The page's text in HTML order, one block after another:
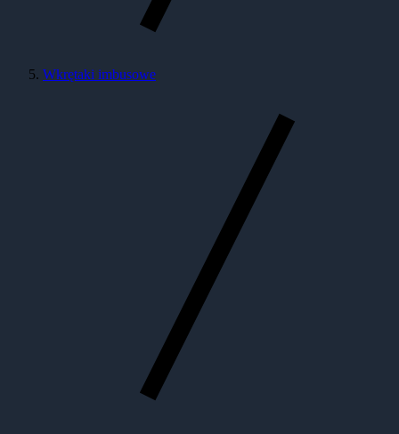
Wkrętaki imbusowe